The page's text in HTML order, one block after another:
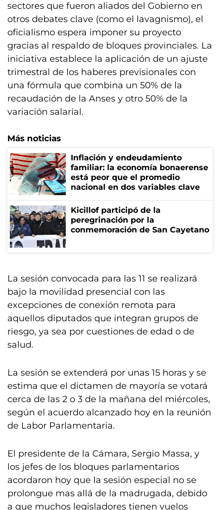
sectores que fueron aliados del Gobierno en
otros debates clave (como el lavagnismo), el
oficialismo espera imponer su proyecto
gracias al respaldo de bloques provinciales. La
iniciativa establece la aplicación de un ajuste
trimestral de los haberes previsionales con
una fórmula que combina un 50% de la
recaudación de la Anses y otro 50% de la
variación salarial.
Más noticias
Inflación y endeudamiento
familiar: la economía bonaerense
está peor que el promedio
nacional en dos variables clave
Kicillof participó de la
peregrinación por la
conmemoración de San Cayetano
La sesión convocada para las 11 se realizará
bajo la movilidad presencial con las
excepciones de conexión remota para
aquellos diputados que integran grupos de
riesgo, ya sea por cuestiones de edad o de
salud.
La sesión se extenderá por unas 15 horas y se
estima que el dictamen de mayoría se votará
cerca de las 2 o 3 de la mañana del miércoles,
según el acuerdo alcanzado hoy en la reunión
de Labor Parlamentaria.
El presidente de la Cámara, Sergio Massa, y
los jefes de los bloques parlamentarios
acordaron hoy que la sesión especial no se
prolongue mas allá de la madrugada, debido
a que muchos legisladores tienen vuelos